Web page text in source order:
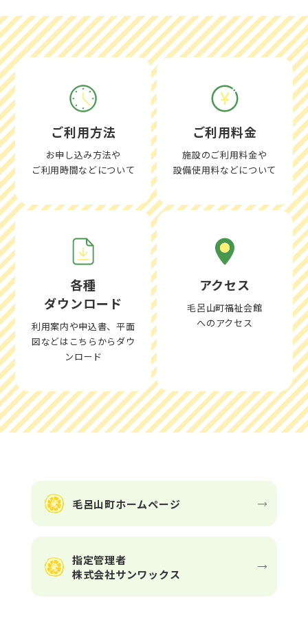
ご利用方法
お申し込み方法や
ご利用時間などについて
ご利用料金
施設のご利用料金や
設備使用料などについて
各種
ダウンロード
利用案内や申込書、平面
図などはこちらからダウ
ンロード
アクセス
毛呂山町福祉会館
へのアクセス
毛呂山町ホームページ
指定管理者
株式会社サンワックス